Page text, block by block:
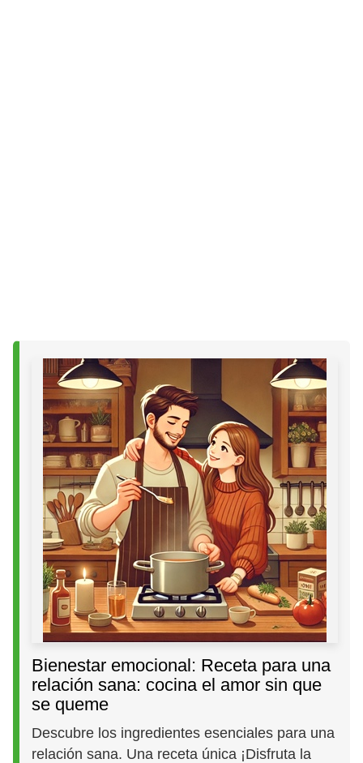
Bienestar emocional: Receta para una
relación sana: cocina el amor sin que
se queme
Descubre los ingredientes esenciales para una
relación sana. Una receta única ¡Disfruta la